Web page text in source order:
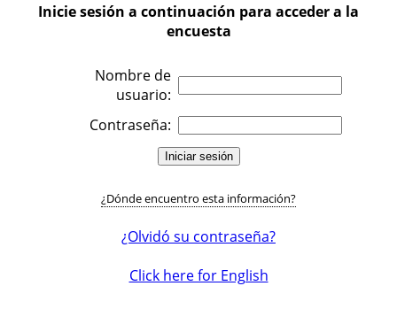
Inicie sesión a continuación para acceder a la
encuesta
Nombre de
usuario:
Contraseña:
¿Dónde encuentro esta información?
¿Olvidó su contraseña?
Click here for English